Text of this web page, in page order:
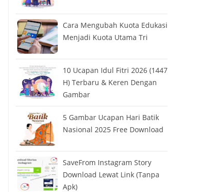
Cara Mengubah Kuota Edukasi
Menjadi Kuota Utama Tri
10 Ucapan Idul Fitri 2026 (1447
H) Terbaru & Keren Dengan
Gambar
5 Gambar Ucapan Hari Batik
Nasional 2025 Free Download
SaveFrom Instagram Story
Download Lewat Link (Tanpa
Apk)